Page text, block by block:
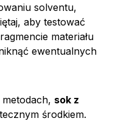
solventu,
aby testować
materiału
ewentualnych
sok z
środkiem.